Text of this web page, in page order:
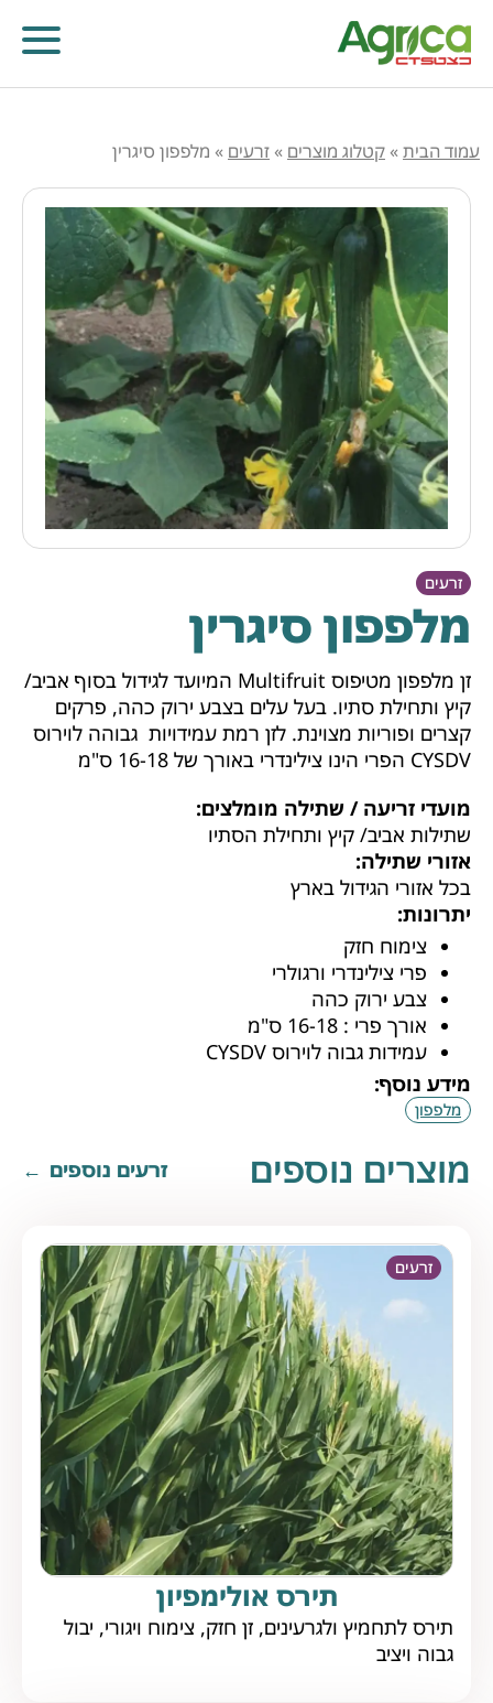
קוטלי עשבים
קוטלי מחלות
קוטלי חרקים
מווסתי צמיחה
דישון עלוותי וביוסטימולנטים
שונות
עמוד הבית»קטלוג מוצרים »זרעים » מלפפון סיגרין
זרעים
מלפפון סיגרין
זן מלפפון מטיפוס Multifruit המיועד לגידול בסוף אביב/
קיץ ותחילת סתיו. בעל עלים בצבע ירוק כהה, פרקים
קצרים ופוריות מצוינת. לזן רמת עמידויות גבוהה לוירוס
CYSDV הפרי הינו צילינדרי באורך של 16-18 ס"מ
מועדי זריעה / שתילה מומלצים:
שתילות אביב/ קיץ ותחילת הסתיו
אזורי שתילה:
בכל אזורי הגידול בארץ
יתרונות:
צימוח חזק
פרי צילינדרי ורגולרי
צבע ירוק כהה
אורך פרי : 16-18 ס"מ
עמידות גבוה לוירוס CYSDV
מידע נוסף:
מלפפון
מוצרים נוספים זרעים נוספים
זרעים
תירס אולימפיון
תירס לתחמיץ ולגרעינים, זן חזק, צימוח ויגורי, יבול
גבוה ויציב